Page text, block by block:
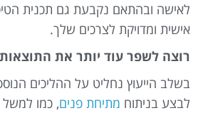
לאישה ובהתאם נקבעת גם תכנית
אישית ומדויקת לצרכים שלך.
רוצה לשפר עוד יותר את
בשלב הייעוץ נחליט על ההליכים
לבצע בניתוח מתיחת פנים, כמו למשל